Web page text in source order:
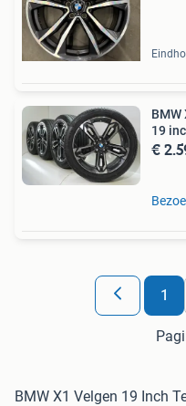
BMW
19
€
1
BMW X1 Velgen 19 Inch